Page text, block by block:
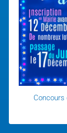
Concours